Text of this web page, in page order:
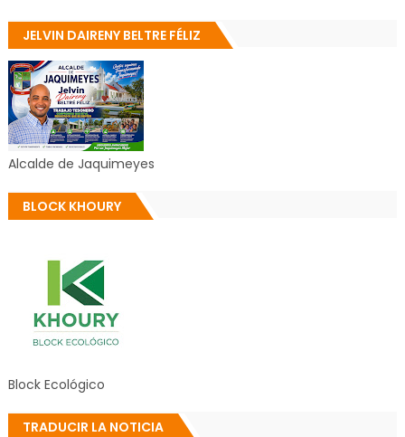
JELVIN DAIRENY BELTRE FÉLIZ
Alcalde de Jaquimeyes
BLOCK KHOURY
Block Ecológico
TRADUCIR LA NOTICIA